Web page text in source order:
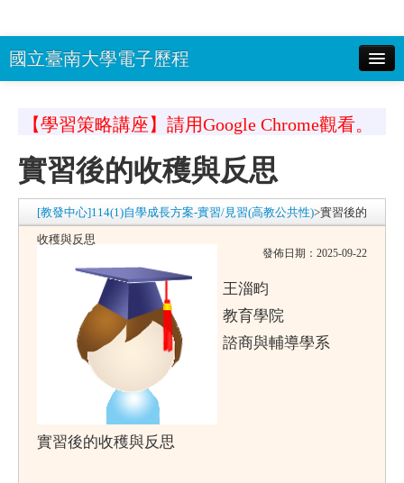
國立臺南大學電子歷程
示密碼 驗證碼： 登入
南大首頁
回EP首頁
【學習策略講座】請用Google Chrome觀看。
實習後的收穫與反思
[教發中心]114(1)自學成長方案-實習/見習(高教公共性)>實習後的
收穫與反思
發佈日期：2025-09-22
王淄畇
教育學院
諮商與輔導學系
實習後的收穫與反思